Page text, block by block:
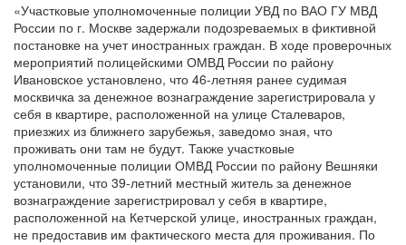
«Участковые уполномоченные полиции УВД по ВАО ГУ МВД
России по г. Москве задержали подозреваемых в фиктивной
постановке на учет иностранных граждан. В ходе проверочных
мероприятий полицейскими ОМВД России по району
Ивановское установлено, что 46-летняя ранее судимая
москвичка за денежное вознаграждение зарегистрировала у
себя в квартире, расположенной на улице Сталеваров,
приезжих из ближнего зарубежья, заведомо зная, что
проживать они там не будут. Также участковые
уполномоченные полиции ОМВД России по району Вешняки
установили, что 39-летний местный житель за денежное
вознаграждение зарегистрировал у себя в квартире,
расположенной на Кетчерской улице, иностранных граждан,
не предоставив им фактического места для проживания. По